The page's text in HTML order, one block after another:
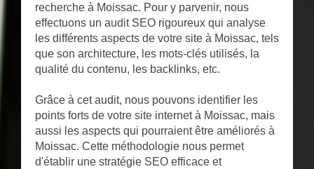
recherche à Moissac. Pour y parvenir, nous
effectuons un audit SEO rigoureux qui analyse
les différents aspects de votre site à Moissac, tels
que son architecture, les mots-clés utilisés, la
qualité du contenu, les backlinks, etc.
Grâce à cet audit, nous pouvons identifier les
points forts de votre site internet à Moissac, mais
aussi les aspects qui pourraient être améliorés à
Moissac. Cette méthodologie nous permet
d'établir une stratégie SEO efficace et